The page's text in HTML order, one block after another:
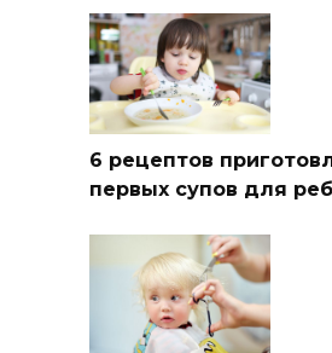
6 рецептов
первых супов для